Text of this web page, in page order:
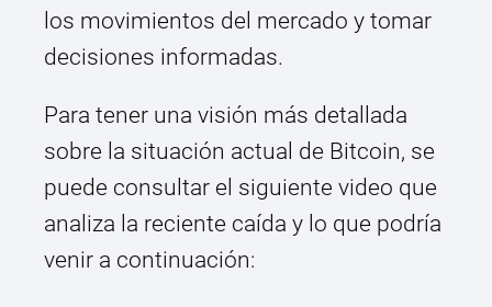
los movimientos del mercado y tomar
decisiones informadas.
Para tener una visión más detallada
sobre la situación actual de Bitcoin, se
puede consultar el siguiente video que
analiza la reciente caída y lo que podría
venir a continuación: